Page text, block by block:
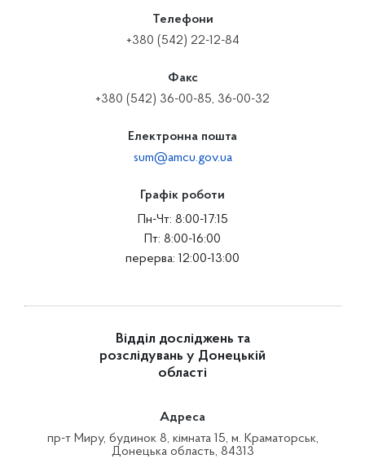
Телефони
+380 (542) 22-12-84
Факс
+380 (542) 36-00-85, 36-00-32
Електронна пошта
sum@amcu.gov.ua
Графік роботи
Пн-Чт: 8:00-17:15
Пт: 8:00-16:00
перерва: 12:00-13:00
Відділ досліджень та
розслідувань у Донецькій
області
Адреса
пр-т Миру, будинок 8, кімната 15, м. Краматорськ,
Донецька область, 84313